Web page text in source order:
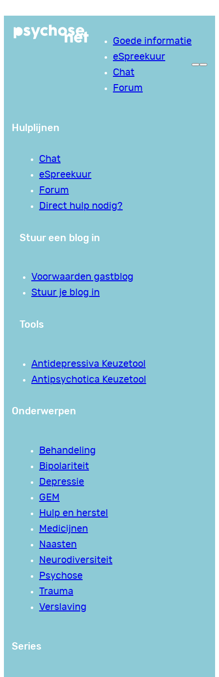
naar
Goede informatie
eSpreekuur
Chat
Forum
Hulplijnen
Chat
eSpreekuur
Forum
Direct hulp nodig?
Stuur een blog in
Voorwaarden gastblog
Stuur je blog in
Tools
Antidepressiva Keuzetool
Antipsychotica Keuzetool
Onderwerpen
Behandeling
Bipolariteit
Depressie
GEM
Hulp en herstel
Medicijnen
Naasten
Neurodiversiteit
Psychose
Trauma
Verslaving
Series